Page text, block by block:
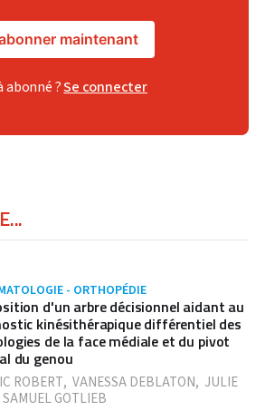
maintenant
abonné ?Se connecter
- ORTHOPÉDIE
d'un arbre décisionnel aidant au
kinésithérapique différentiel des
de la face médiale et du pivot
du genou
ROBERT, VANESSA DEBLATON, JULIE
SAMUEL GOTLIEB